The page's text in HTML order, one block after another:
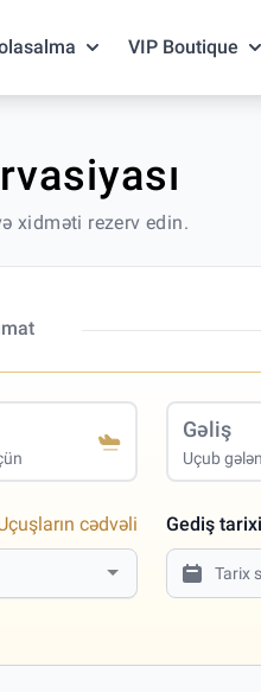
VIP Boutique
xidməti rezerv edin.
Gəliş
Uçub
cədvəli Gediş tarixi